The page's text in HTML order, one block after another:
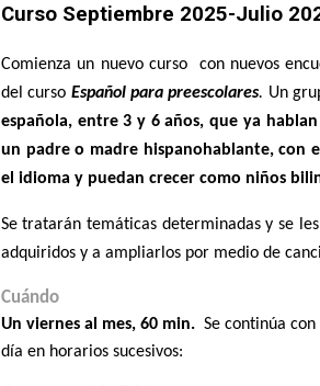
Curso Septiembre 2025-Julio
Comienza un nuevo cursocon nuevos
del curso Español para preescolares. Un
española, entre 3 y 6 años, que ya
un padre o madre hispanohablante, con
el idioma y puedan crecer como niños
Se tratarán temáticas determinadas y se
adquiridos y a ampliarlos por medio de
Cuándo
Un viernes al mes, 60 min. Se continúa
día en horarios sucesivos: